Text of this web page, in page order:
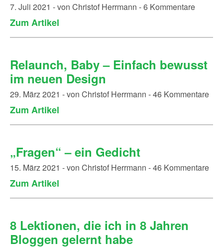
7. Juli 2021 - von Christof Herrmann - 6 Kommentare
Zum Artikel
Relaunch, Baby – Einfach bewusst
im neuen Design
29. März 2021 - von Christof Herrmann - 46 Kommentare
Zum Artikel
„Fragen“ – ein Gedicht
15. März 2021 - von Christof Herrmann - 46 Kommentare
Zum Artikel
8 Lektionen, die ich in 8 Jahren
Bloggen gelernt habe